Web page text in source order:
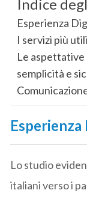
Indice
Esperienza
I servizi più
Le aspettative
semplicità e
Lo studio
italiani verso i